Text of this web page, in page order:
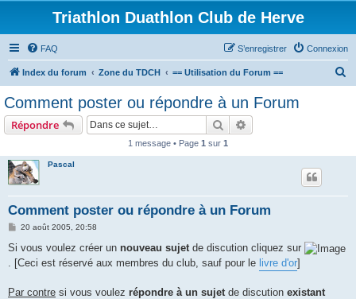
Triathlon Duathlon Club de Herve
FAQ Connexion
S’enregistrer
Index du forum Zone du TDCH == Utilisation du Forum ==
Comment poster ou répondre à un Forum
Répondre Rechercher
1 message • Page 1 sur 1
Pascal
Comment poster ou répondre à un Forum
M
s
a
20 août 2005, 20:58
Si vous voulez créer un nouveau sujetde discution cliquez sur
. [Ceci est réservé aux membres du club, sauf pour le livre d'or]
Par contre si vous voulez répondre à un sujet de discution existant